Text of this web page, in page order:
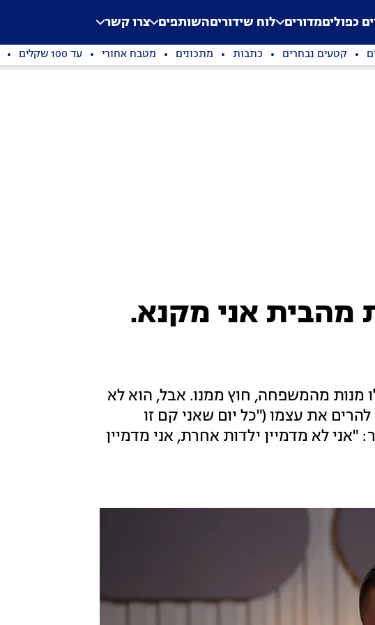
Application error: a
. כפוליםמדורים לוח שידוריםהשותפים צרו קשר
קטעים נבחרים כתבות מתכונים מטבח אחורי עד 100 שקלים
מהבית אני מקנא.
מהמשפחה, חוץ ממנו. אבל, הוא לא
להרים את עצמו ("כל יום שאני קם זו
לא מדמיין ילדות אחרת, אני מדמיין